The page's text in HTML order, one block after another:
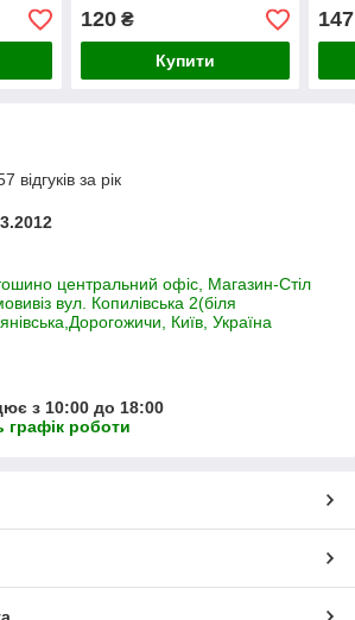
120₴
Купити
147
відгуків за рік
центральний офіс, Магазин-Стіл
вул. Копилівська 2(біля
Київ, Україна
з 10:00 до 18:00
графік роботи